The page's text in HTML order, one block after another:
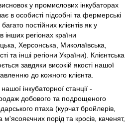
у промислових інкубаторах
в особисті підсобні та фермерські
постійних клієнтів як у
інших регіонах країни
Херсонська, Миколаївська,
та інші регіони України). Клієнтська
завдяки високій якості нашої
до кожного клієнта.
інкубаторної станції -
добового та подрощеного
птаха (курчат бройлерів,
порід та кросів, каченят,